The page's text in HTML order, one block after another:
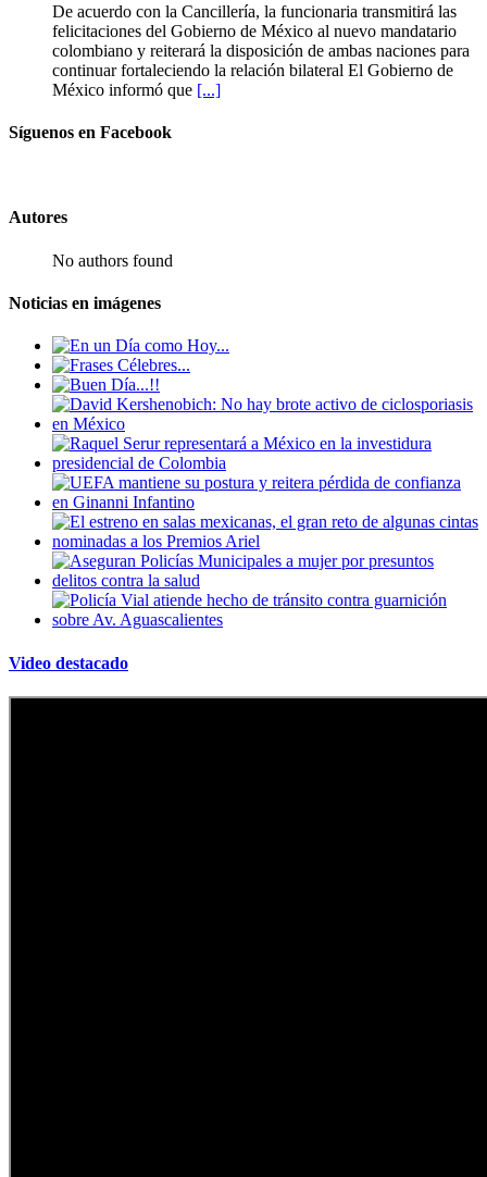
De acuerdo con la Cancillería, la funcionaria transmitirá las
felicitaciones del Gobierno de México al nuevo mandatario
colombiano y reiterará la disposición de ambas naciones para
continuar fortaleciendo la relación bilateral El Gobierno de
México informó que [...]
Síguenos en Facebook
Autores
No authors found
Noticias en imágenes
Video destacado